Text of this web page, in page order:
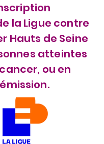
la Ligue contre
Hauts de Seine
atteintes
ou en